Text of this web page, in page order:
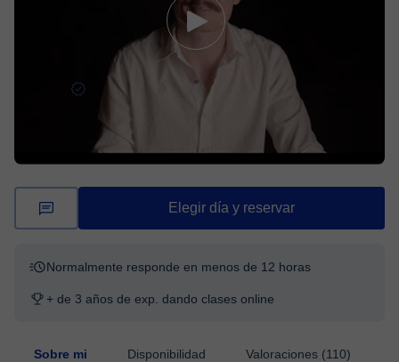
clase
Elegir día y reservar
Normalmente responde en menos de 12 horas
+ de 3 años de exp. dando clases online
Sobre mi Disponibilidad Valoraciones (110)